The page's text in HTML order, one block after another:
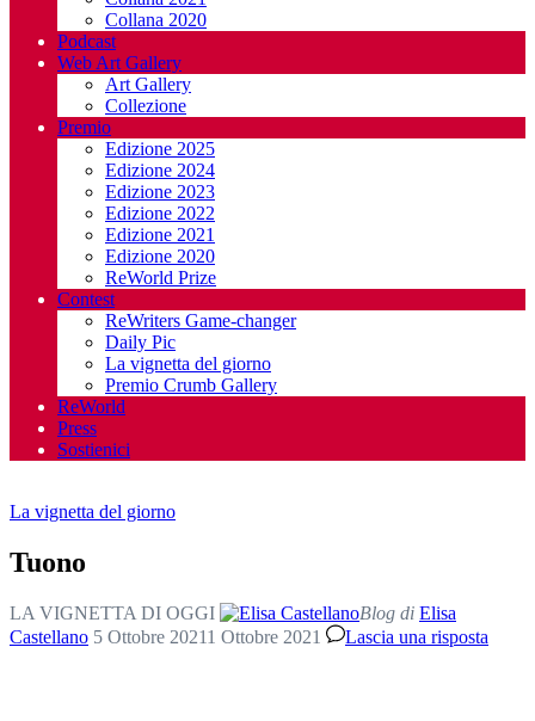
Collana 2020
Podcast
Web Art Gallery
Art Gallery
Collezione
Premio
Edizione 2025
Edizione 2024
Edizione 2023
Edizione 2022
Edizione 2021
Edizione 2020
ReWorld Prize
Contest
ReWriters Game-changer
Daily Pic
La vignetta del giorno
Premio Crumb Gallery
ReWorld
Press
Sostienici
La vignetta del giorno
Tuono
LA VIGNETTA DI OGGI Blog di Elisa
Castellano 5 Ottobre 20211 Ottobre 2021 Lascia una risposta